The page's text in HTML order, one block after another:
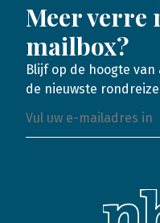
Meer verre
mailbox?
Blijf op de hoogte
de nieuwste